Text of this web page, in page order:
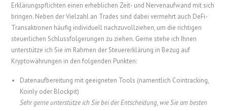
Erklärungspflichten einen erheblichen Zeit- und Nervenaufwand mit sich
bringen. Neben der Vielzahl an Trades sind dabei vermehrt auch DeFi-
Transaktionen häufig individuell nachzuvollziehen, um die richtigen
steuerlichen Schlussfolgerungen zu ziehen. Gerne stehe ich Ihnen
unterstütze ich Sie im Rahmen der Steuererklärung in Bezug auf
Kryptowährungen in den folgenden Punkten:
Datenaufbereitung mit geeigneten Tools (namentlich Cointracking,
Koinly oder Blockpit)
Sehr gerne unterstütze ich Sie bei der Entscheidung, wie Sie am besten